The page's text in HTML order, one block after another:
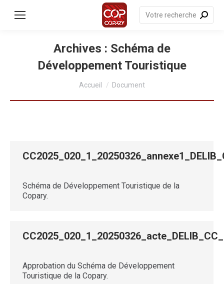
principal
Recherche
:
Archives : Schéma de
Développement Touristique
Accueil Document
Schéma de Développement Touristique de la
Copary.
Approbation du Schéma de Développement
Touristique de la Copary.